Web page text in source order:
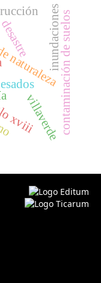
contaminación de suelos
inundaciones
xviiivillaverde